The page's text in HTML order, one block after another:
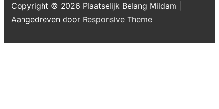
Copyright © 2026 Plaatselijk Belang Mildam
Aangedreven door Responsive Theme